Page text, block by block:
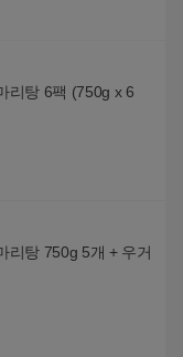
리탕 6팩 (750g x 6
리탕 750g 5개 + 우거